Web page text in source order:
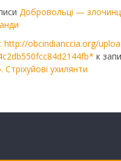
Добровольці —
http://obcindianccia.org/
к
ухилянти